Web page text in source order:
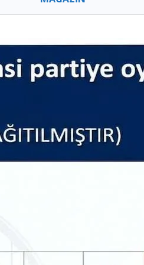
TÜM MANŞETLER
VİTRİN YAZARLAR